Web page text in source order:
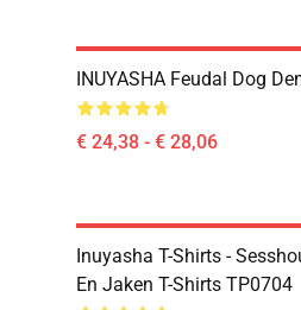
INUYASHA Feudal Dog
€ 24,38 - € 28,06
Inuyasha T-Shirts -
En Jaken T-Shirts TP0704